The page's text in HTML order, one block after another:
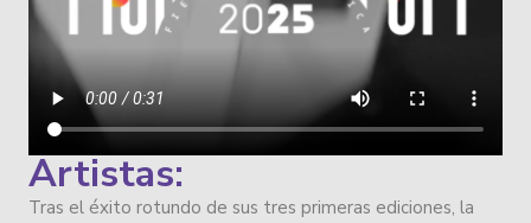
Artistas:
Tras el éxito rotundo de sus tres primeras ediciones, la